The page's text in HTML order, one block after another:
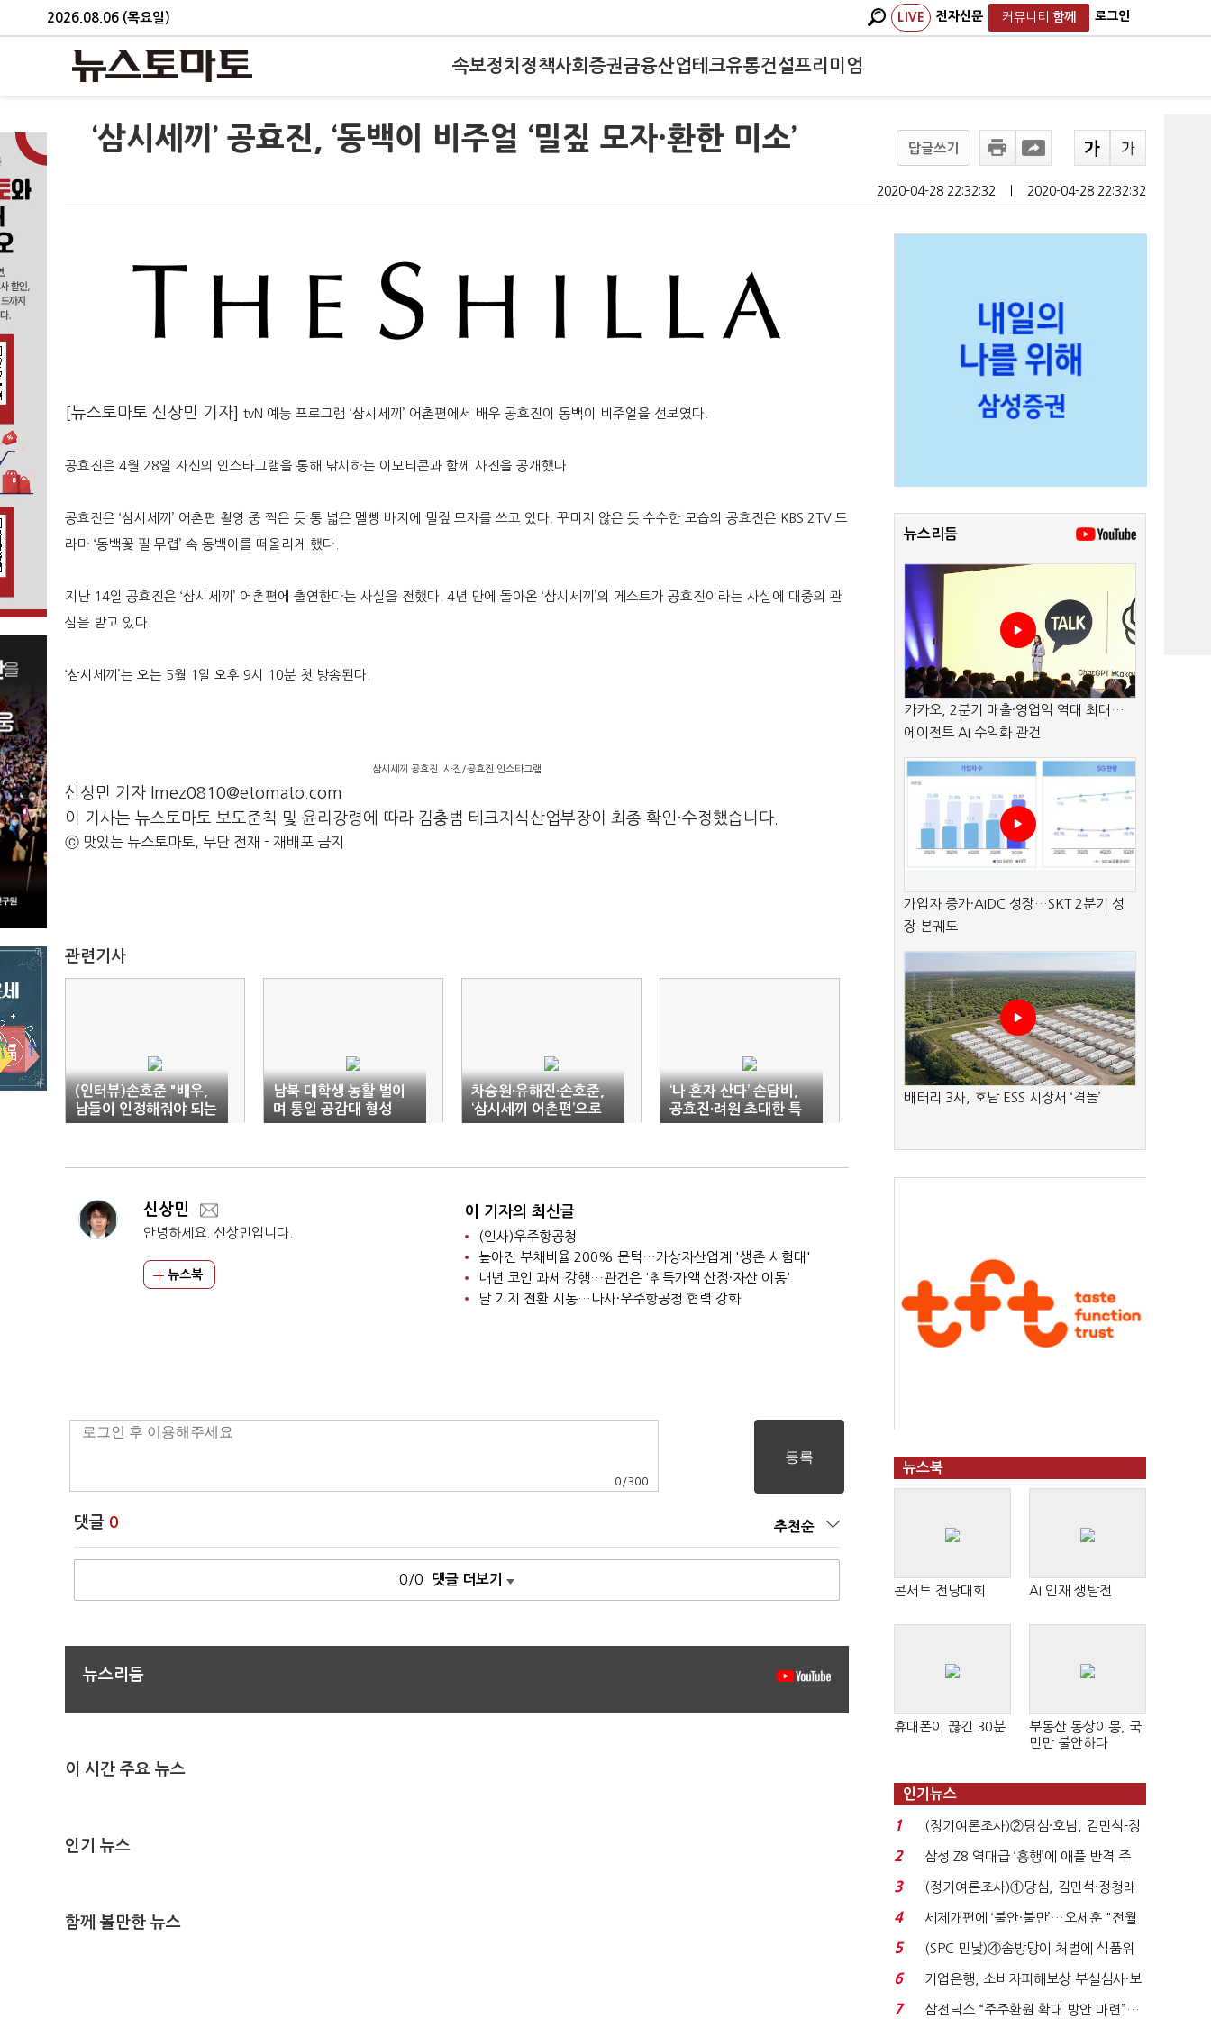
2026.08.06 (목요일) LIVE 전자신문 커뮤니티 함께 로그인
속보정치 정책사회 증권금융산업테크유통건설프리미엄
‘삼시세끼’ 공효진, ‘동백이 비주얼 ‘밀짚 모자·환한 미소’ 답글쓰기
2020-04-28 22:32:32 2020-04-28 22:32:32
[뉴스토마토 신상민 기자] tvN 예능 프로그램 ‘삼시세끼 ’ 어촌편에서 배우 공효진이 동백이 비주얼을 선보였다
공효진은 4월 28일 자신의 인스타그램을 통해 낚시하는 이모티콘과 함께 사진을 공개했다
공효진은 ‘삼시세끼 ’ 어촌편 촬영 중 찍은 듯 통 넓은 멜빵 바지에 밀짚 모자를 쓰고 있다 꾸미지 않은 듯 수수한 모습의 공효진은 KBS 2TV 드
라마 ‘동백꽃 필 무렵’ 속 동백이를 떠올리게 했다
지난 14일 공효진은 ‘삼시세끼 ’ 어촌편에 출연한다는 사실을 전했다 . 4년 만에 돌아온 ‘삼시세끼 ’의 게스트가 공효진이라는 사실에 대중의 관
심을 받고 있다
‘삼시세끼 ’는 오는 5월 1 일 오후 9시 10분 첫 방송된다
삼시세끼 공효진. 사진/공효진 인스타그램
신상민 기자 lmez0810@etomato.com
이 기사는 뉴스토마토 보도준칙 및 윤리강령에 따라 김충범 테크지식산업부장이 최종 확인·수정했습니다.
ⓒ 맛있는 뉴스토마토, 무단 전재 - 재배포 금지
관련기사
(인터뷰)손호준 "배우,
남들이 인정해줘야 되는
직업"
남북 대학생 농활 벌이
며 통일 공감대 형성
차승원·유해진·손호준,
‘삼시세끼 어촌편’으로
다시 뭉쳐
‘나 혼자 산다’ 손담비,
공효진·려원 초대한 특
별 파티 준비
신상민
안녕하세요. 신상민입니다.
뉴스북
이 기자의 최신글
(인사)우주항공청
높아진 부채비율 200% 문턱…가상자산업계 '생존 시험대'
내년 코인 과세 강행…관건은 '취득가액 산정·자산 이동'
달 기지 전환 시동…나사·우주항공청 협력 강화
0 /300
댓글 0 추천순
0/0 댓글 더보기
뉴스리듬
이 시간 주요 뉴스
인기 뉴스
함께 볼만한 뉴스
뉴스리듬
카카오, 2분기 매출·영업익 역대 최대…
에이전트 AI 수익화 관건
가입자 증가·AIDC 성장…SKT 2분기 성
장 본궤도
배터리 3사, 호남 ESS 시장서 ‘격돌’
뉴스북
콘서트 전당대회 AI 인재 쟁탈전
휴대폰이 끊긴 30분
부동산 동상이몽, 국
민만 불안하다
인기뉴스
1
(정기여론조사)②당심·호남, 김민석-정
청래 '초접전'...
2
삼성 Z8 역대급 ‘흥행’에 애플 반격 주
목…9월 ‘폴...
3
(정기여론조사)①당심, 김민석·정청래
'초접전'…대통령 ...
4
세제개편에 ‘불안·불만’…오세훈 "전월
세 구하기 더 ...
5
(SPC 민낯)④솜방망이 처벌에 식품위
생법 위반 반복...
6
기업은행, 소비자피해보상 부실심사·보
이스피싱 공시 ...
7 삼전닉스 “주주환원 확대 방안 마련”…